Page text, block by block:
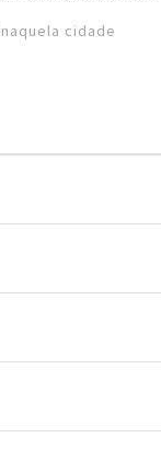
cidade